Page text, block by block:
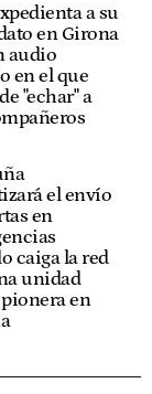
a su
en Girona
audio
en el que
"echar" a
el envío
en
caiga la red
unidad
en